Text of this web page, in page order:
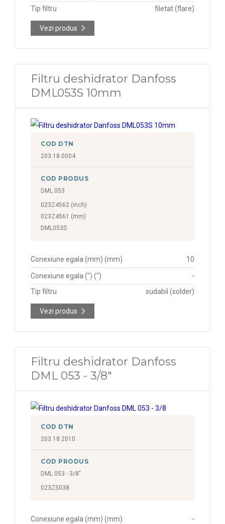
Tip filtru
filetat (flare)
Vezi produs
Filtru deshidrator Danfoss
DML053S 10mm
COD DTN
203.18.0004
COD PRODUS
DML 053
023Z4562 (inch)
023Z4561 (mm)
DML053S
Conexiune egala (mm) (mm) 10
Conexiune egala (") (")
-
Tip filtru
sudabil (solder)
Vezi produs
Filtru deshidrator Danfoss
DML 053 - 3/8"
COD DTN
203.18.2010
COD PRODUS
DML 053 - 3/8"
023Z5038
Conexiune egala (mm) (mm) -